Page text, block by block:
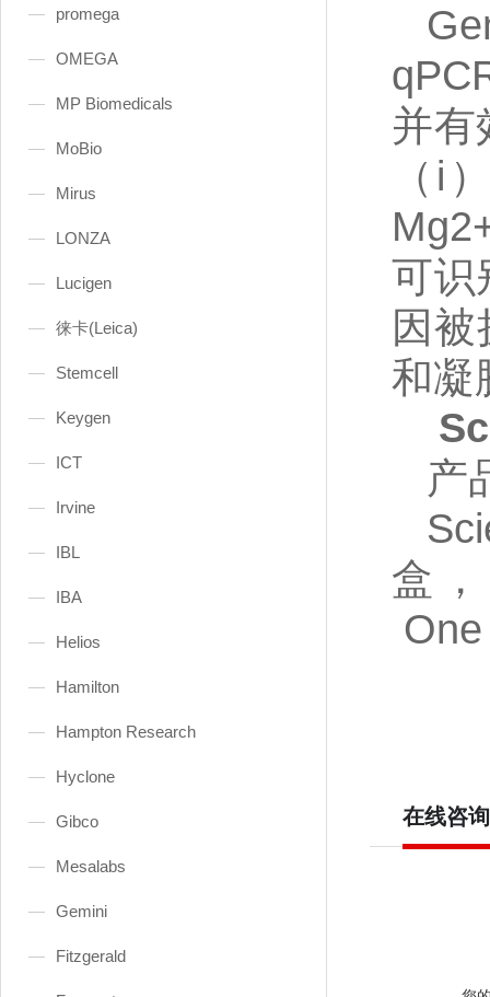
promega
OMEGA
MP Biomedicals
MoBio
Mirus
LONZA
Lucigen
徕卡(Leica)
Stemcell
Keygen
ICT
Irvine
IBL
IBA
Helios
Hamilton
Hampton Research
Hyclone
Gibco
Mesalabs
Gemini
Fitzgerald
并有
（i
可识
因
和凝
产
盒，
在线咨询